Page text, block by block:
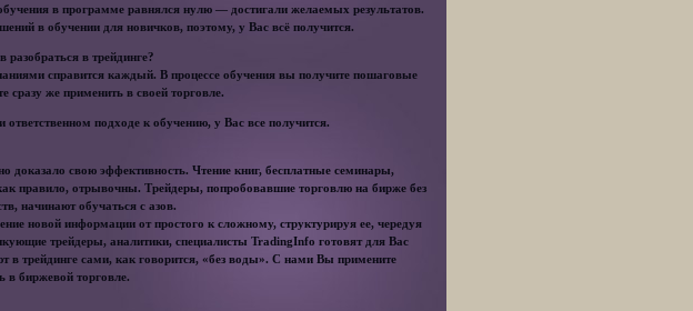
в программе равнялся нулю — достигали желаемых результатов.
в обучении для новичков, поэтому, у Вас всё получится.
в трейдинге?
справится каждый. В процессе обучения вы получите пошаговые
сразу же применить в своей торговле.
ответственном подходе к обучению, у Вас все получится.
доказало свою эффективность. Чтение книг, бесплатные семинары,
правило, отрывочны. Трейдеры, попробовавшие торговлю на бирже без
начинают обучаться с азов.
новой информации от простого к сложному, структурируя ее, чередуя
трейдеры, аналитики, специалисты TradingInfo готовят для Вас
трейдинге сами, как говорится, «без воды». С нами Вы примените
в биржевой торговле.